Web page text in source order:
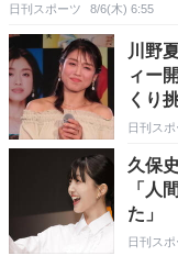
日刊スポーツ 8/6(木) 6:55
川野
ィー
くり
日刊スポ
久保
「人
た」
日刊スポ